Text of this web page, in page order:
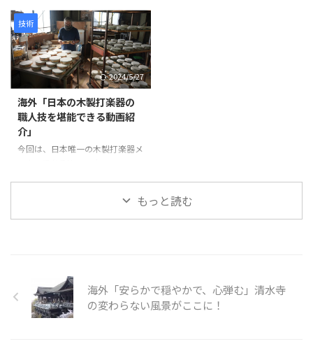
の工程 まず、仏師による木彫り
の原型制作から始まります。 仏
師は木材から仏像を一体ずつ丁寧
...
に拠点を置き、1929年に設立さ
れて以来、90年以上にわたり船
舶用プロペラを製造しています。
製造プロセスは以下のように進み
ます。最初に砂型に砂を詰め、余
分なガスを抜いて準備します。そ
の後、砂型を反転させて次の工程
に備えます。 次に、インゴット
と呼ばれる金属塊を溶解炉に入れ
て溶かします。溶解中には不純物
を除去し、温度を適切に管理しま
型から鋳造物を取り出しま ...
の手仕事や精密な機械加工が、製
品の品質と美しさを生み出す過程
技術
2024/5/27
海外「日本の木製打楽器の
職人技を堪能できる動画紹
介」
今回は、日本唯一の木製打楽器メ
タンバリンや他の打楽器の製造プ
ロセスを見ることができます。
出し、穴あけ、ジングルの取り付
けなど、細部にわたる丹念な作業
が行われています。 次に、皮革の
取り付けが行われます。ここで
もっと読む
海外「安らかで穏やかで、心弾む」清水寺
の変わらない風景がここに！